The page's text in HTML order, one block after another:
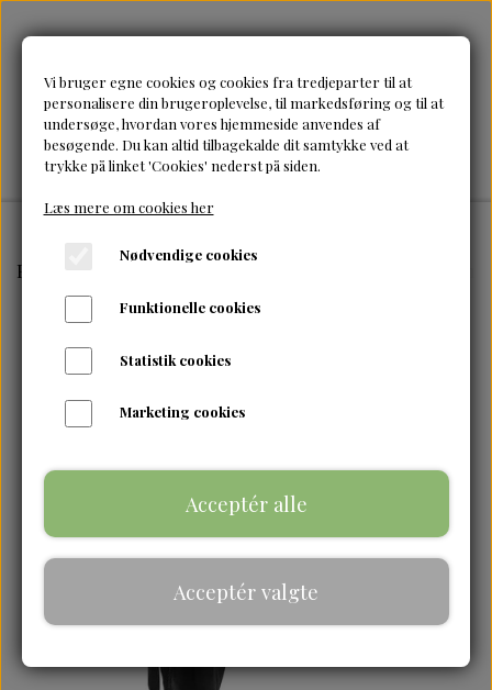
Forside Tilbehør & accessories
Vi bruger egne cookies og cookies fra tredjeparter til at
personalisere din brugeroplevelse, til markedsføring og til at
undersøge, hvordan vores hjemmeside anvendes af
besøgende. Du kan altid tilbagekalde dit samtykke ved at
trykke på linket 'Cookies' nederst på siden.
Læs mere om cookies her
Nødvendige cookies
Funktionelle cookies
Statistik cookies
Marketing cookies
Acceptér alle
Acceptér valgte